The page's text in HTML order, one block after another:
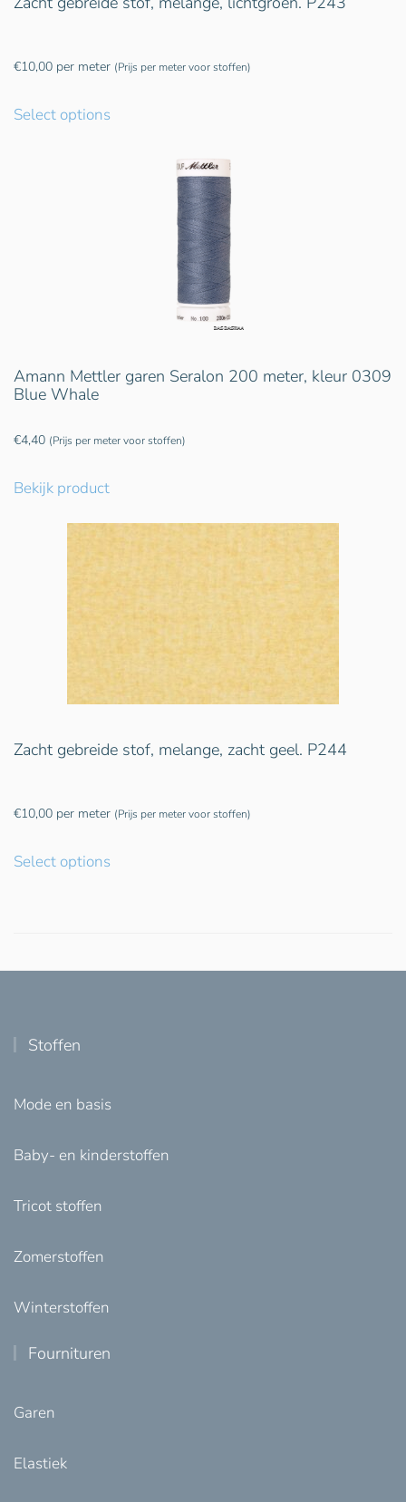
€10,00 per meter (Prijs per meter voor stoffen)
Select options
Amann Mettler garen Seralon 200 meter, kleur 0309
Blue Whale
€4,40 (Prijs per meter voor stoffen)
Bekijk product
Zacht gebreide stof, melange, zacht geel. P244
€10,00 per meter (Prijs per meter voor stoffen)
Select options
Stoffen
Mode en basis
Baby- en kinderstoffen
Tricot stoffen
Zomerstoffen
Winterstoffen
Fournituren
Garen
Elastiek